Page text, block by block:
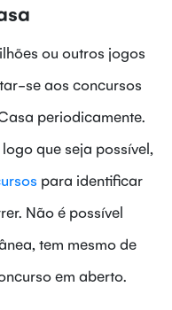
ou outros jogos
se aos concursos
periodicamente.
que seja possível,
para identificar
Não é possível
tem mesmo de
em aberto.